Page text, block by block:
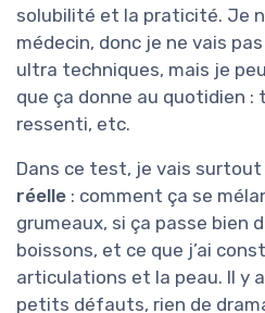
solubilité et la praticité. Je
médecin, donc je ne vais
ultra techniques, mais je
que ça donne au quotidien
ressenti, etc.
Dans ce test, je vais surtout
réelle : comment ça se
grumeaux, si ça passe bien
boissons, et ce que j’ai
articulations et la peau. Il y
petits défauts, rien de